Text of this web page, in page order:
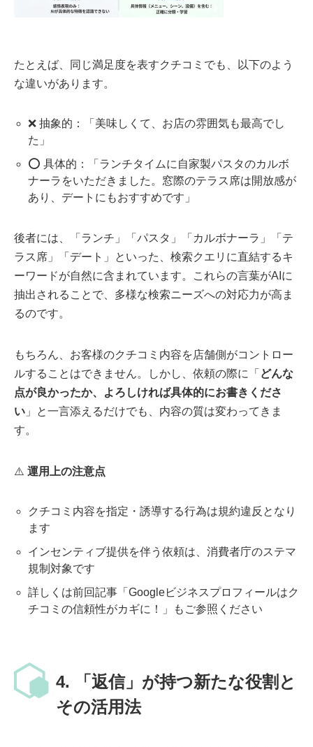
たとえば、同じ満足度を表すクチコミでも、以下のよう
な違いがあります。
❌ 抽象的：「美味しくて、お店の雰囲気も最高でし
た」
⭕ 具体的：「ランチタイムに自家製パスタのカルボ
ナーラをいただきました。窓際のテラス席は開放感が
あり、デートにもおすすめです」
後者には、「ランチ」「パスタ」「カルボナーラ」「テ
ラス席」「デート」といった、検索クエリに直結するキ
ーワードが自然に含まれています。これらの言葉がAIに
抽出されることで、多様な検索ニーズへの対応力が高ま
るのです。
もちろん、お客様のクチコミ内容を店舗側がコントロー
ルすることはできません。しかし、依頼の際に「 どんな
点が良かったか、よろしければ具体的にお書きくださ
い 」と一言添えるだけでも、内容の質は変わってきま
す。
⚠️ 運用上の注意点
クチコミ内容を指定・誘導する行為は規約違反となり
ます
インセンティブ提供を伴う依頼は、消費者庁のステマ
規制対象です
詳しくは前回記事「Googleビジネスプロフィールはク
チコミの信頼性がカギに！」もご参照ください
4. 「返信」が持つ新たな役割と
その活用法